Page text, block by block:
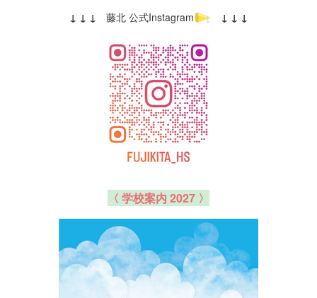
↓ ↓ ↓ 藤北 公式Instagram ↓ ↓ ↓
〈 学校案内 2027 〉